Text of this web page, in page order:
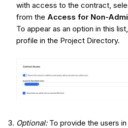
with access to the contract,
from the Access for Non-
To appear as an option in this
profile in the Project Directory.
Optional: To provide the users